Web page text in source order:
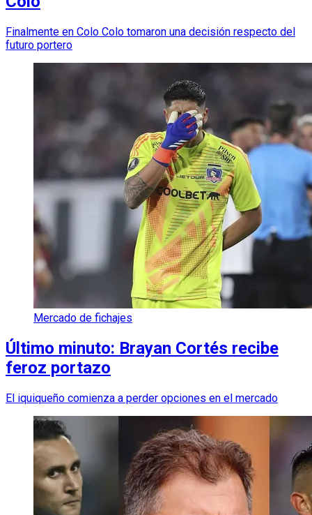
Finalmente en Colo Colo tomaron una decisión respecto del
futuro portero
Mercado de fichajes
Último minuto: Brayan Cortés recibe
feroz portazo
El iquiqueño comienza a perder opciones en el mercado